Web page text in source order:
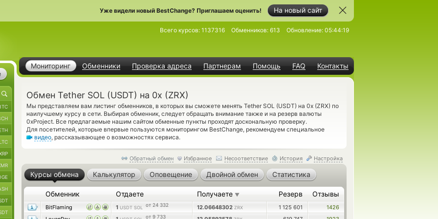
На новый сайт
Уже видели новый BestChange? Приглашаем оценить!
Мониторинг Обменники Проверка адреса Партнерам Помощь FAQ Контакты
Всего курсов: 1137316 Обменников: 613 Обновление: 05:44:19
Обмен Tether SOL (USDT) на 0x (ZRX)
Мы представляем вам листинг обменников, в которых вы сможете менять Tether SOL (USDT) на 0x (ZRX) по
наилучшему курсу в сети. Выбирая обменник, следует обращать внимание также и на резерв валюты
0xProject. Все предлагаемые нашим сайтом обменные пункты проходят доскональную проверку.
Для посетителей, которые впервые пользуются мониторингом BestChange, рекомендуем специальное
видео, рассказывающее о возможностях сервиса.
Обратный обмен Избранное Несоответствие История Настройка
Курсы обмена Калькулятор Оповещение Двойной обмен Статистика
Обменник Отдаете Получаете ▼ Резерв Отзывы
BitFlaming 1 USDT SOL от 24 332 12.06648302 ZRX 1 125 601
1426
от 9 733